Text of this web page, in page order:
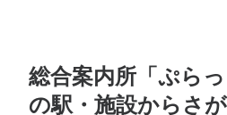
総合案内所「ぷら
の駅・施設からさ